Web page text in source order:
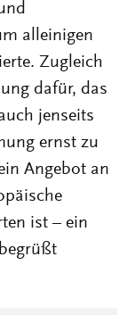
alleinigen
Zugleich
dafür, das
jenseits
ernst zu
Angebot an
ist – ein